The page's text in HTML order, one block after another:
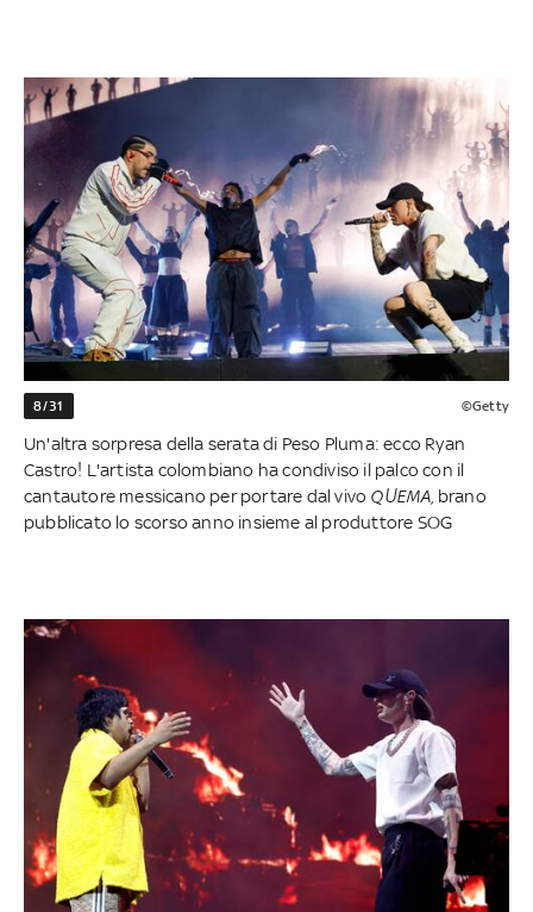
8/31 ©Getty
Un'altra sorpresa della serata di Peso Pluma: ecco Ryan
Castro! L'artista colombiano ha condiviso il palco con il
cantautore messicano per portare dal vivo QUEMA, brano
pubblicato lo scorso anno insieme al produttore SOG